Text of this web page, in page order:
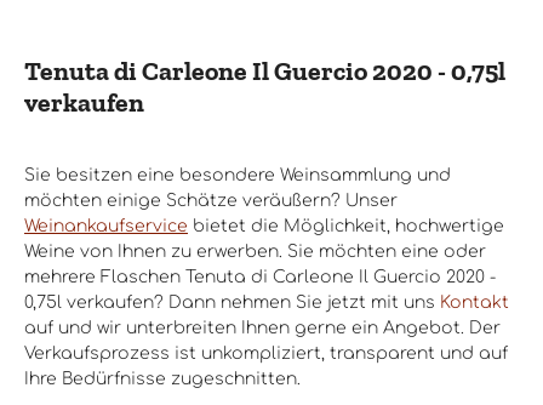
Tenuta di Carleone Il Guercio 2020 - 0,75l
verkaufen
Sie besitzen eine besondere Weinsammlung und
möchten einige Schätze veräußern? Unser
Weinankaufservice bietet die Möglichkeit, hochwertige
Weine von Ihnen zu erwerben. Sie möchten eine oder
mehrere Flaschen Tenuta di Carleone Il Guercio 2020 -
0,75l verkaufen? Dann nehmen Sie jetzt mit uns Kontakt
auf und wir unterbreiten Ihnen gerne ein Angebot. Der
Verkaufsprozess ist unkompliziert, transparent und auf
Ihre Bedürfnisse zugeschnitten.